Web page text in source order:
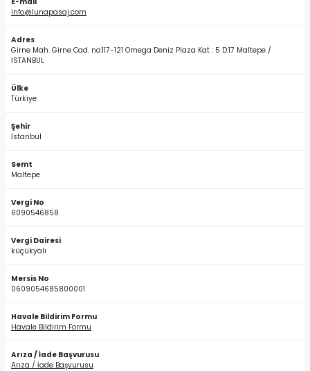
ve Kaplamaları
Malzemeleri
Printing Solution
info@lunapasaj.com
Adres
Girne Mah. Girne Cad. no:117-121 Omega Deniz Plaza Kat : 5 D:17 Maltepe /
İSTANBUL
Ülke
Türkiye
Şehir
İstanbul
Semt
Maltepe
Vergi No
6090546858
Vergi Dairesi
küçükyalı
Mersis No
0609054685800001
Havale Bildirim Formu
Havale Bildirim Formu
Arıza / İade Başvurusu
Arıza / İade Başvurusu